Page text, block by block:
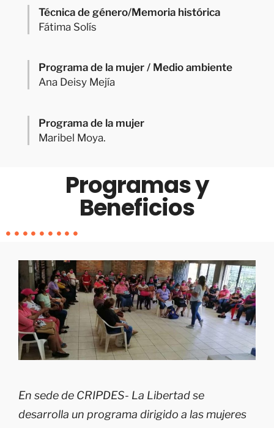
Técnica de género/Memoria histórica
Fátima Solís
Programa de la mujer / Medio ambiente
Ana Deisy Mejía
Programa de la mujer
Maribel Moya.
Programas y
Beneficios
En sede de CRIPDES- La Libertad se
desarrolla un programa dirigido a las mujeres